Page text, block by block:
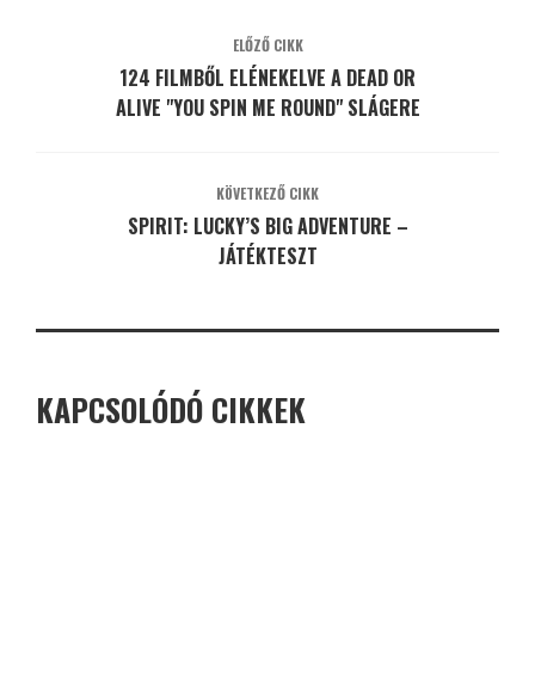
ELŐZŐ CIKK
124 FILMBŐL ELÉNEKELVE A DEAD OR
ALIVE "YOU SPIN ME ROUND" SLÁGERE
KÖVETKEZŐ CIKK
SPIRIT: LUCKY’S BIG ADVENTURE –
JÁTÉKTESZT
KAPCSOLÓDÓ CIKKEK